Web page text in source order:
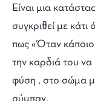
Είναι μια
συγκριθεί με κάτι
πως «Όταν
την καρδιά του
φύση , στο σώμα
σύμπαν.